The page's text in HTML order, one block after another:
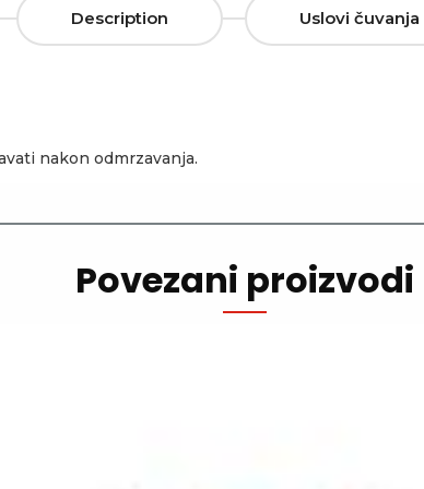
Description Uslovi čuvanja
nakon odmrzavanja.
Povezani proizvodi